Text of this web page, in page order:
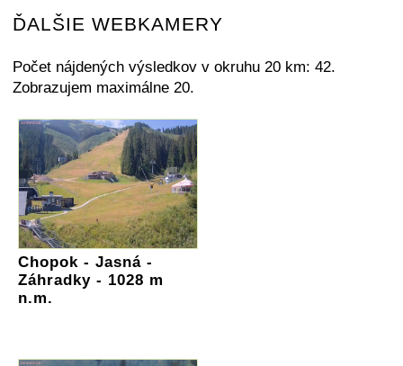
ĎALŠIE WEBKAMERY
Počet nájdených výsledkov v okruhu 20 km: 42.
Zobrazujem maximálne 20.
Chopok - Jasná -
Záhradky - 1028 m
n.m.